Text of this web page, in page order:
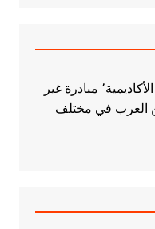
قاعدة مذرات التخرج والدراسات الأكاديمية٬ مبادرة غير
العرب في مختلف